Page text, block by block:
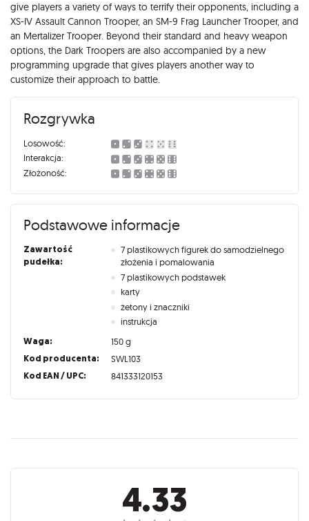
give players a variety of ways to terrify their opponents, including a
XS-IV Assault Cannon Trooper, an SM-9 Frag Launcher Trooper, and
an Mertalizer Trooper. Beyond their standard and heavy weapon
options, the Dark Troopers are also accompanied by a new
programming upgrade that gives players another way to
customize their approach to battle.
Rozgrywka
Losowość:
Interakcja:
Złożoność:
Podstawowe informacje
Zawartość
pudełka:
7 plastikowych figurek do samodzielnego
złożenia i pomalowania
7 plastikowych podstawek
karty
żetony i znaczniki
instrukcja
Waga: 150 g
Kod producenta: SWL103
Kod EAN / UPC: 841333120153
Recenzje
4.33